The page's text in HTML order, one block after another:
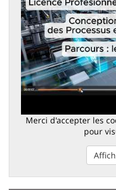
Merci d'accepter les
pour